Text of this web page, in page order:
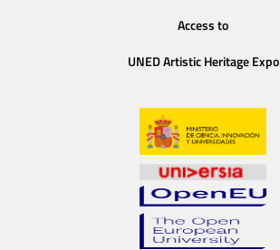
Access to
UNED Artistic Heritage Expo